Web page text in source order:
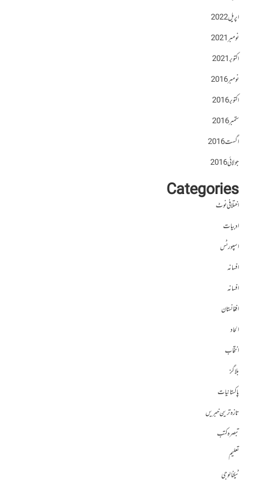
اپریل 2022
نومبر 2021
اکتوبر 2021
نومبر 2016
اکتوبر 2016
ستمبر 2016
اگست 2016
جولائی 2016
Categories
اختلافی نوٹ
ادبیات
اسپورٹس
افسانہ
افسانہ
افغانستان
الحاد
انتخاب
بلاگز
پاکستانیات
تازہ ترین خبریں
تبصرہ کتب
تعلیم
ٹیکنالوجی